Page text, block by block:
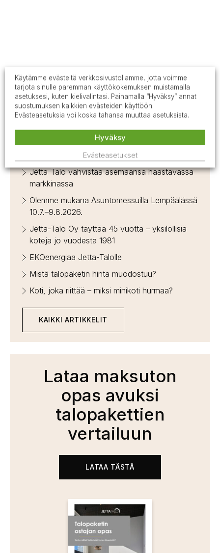
Tutustu rakentajan tietopankkiin
Jetta-Talo Oy:n toimittama Villa TREKOOLI
valittiin RKL ry:n vuoden mallitaloksi!
Jetta-Talo vahvistaa asemaansa haastavassa
markkinassa
Olemme mukana Asuntomessuilla Lempäälässä
10.7.–9.8.2026.
Jetta-Talo Oy täyttää 45 vuotta – yksilöllisiä
koteja jo vuodesta 1981
EKOenergiaa Jetta-Talolle
Mistä talopaketin hinta muodostuu?
Koti, joka riittää – miksi minikoti hurmaa?
KAIKKI ARTIKKELIT
Lataa maksuton
opas avuksi
talopakettien
vertailuun
LATAA TÄSTÄ
Käytämme evästeitä verkkosivustollamme, jotta voimme
tarjota sinulle paremman käyttökokemuksen muistamalla
asetuksesi, kuten kielivalintasi. Painamalla “Hyväksy” annat
suostumuksen kaikkien evästeiden käyttöön.
Evästeasetuksia voi koska tahansa muuttaa asetuksista.
Evästeasetukset
Hyväksy